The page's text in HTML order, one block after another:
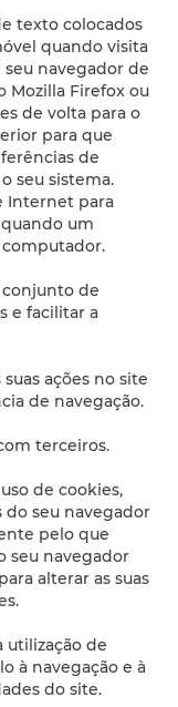
texto colocados
quando visita
seu navegador de
Mozilla Firefox ou
de volta para o
para que
de
seu sistema.
Internet para
um
de
e facilitar a
ações no site
de navegação.
terceiros.
de cookies,
do seu navegador
pelo que
seu navegador
alterar as suas
utilização de
à navegação e à
do site.